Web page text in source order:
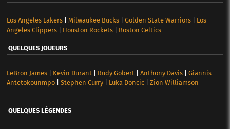
Los Angeles Lakers| Milwaukee Bucks| Golden State Warriors| Los
Angeles Clippers| Houston Rockets| Boston Celtics
QUELQUES JOUEURS
LeBron James| Kevin Durant Rudy Gobert Anthony Davis| Giannis
Antetokounmpo| Stephen Curry| Luka Doncic| Zion Williamson
QUELQUES LÉGENDES